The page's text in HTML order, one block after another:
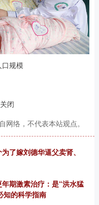
规模
闭
网络，不代表本站观点。
了嫁刘德华逼父卖肾、
期激素治疗：是“洪水猛
的科学指南